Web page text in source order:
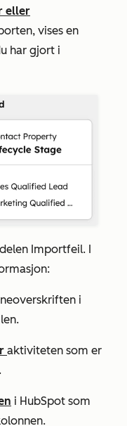
eller
vises en
har gjort i
Importfeil. I
i
aktiviteten som er
i HubSpot som